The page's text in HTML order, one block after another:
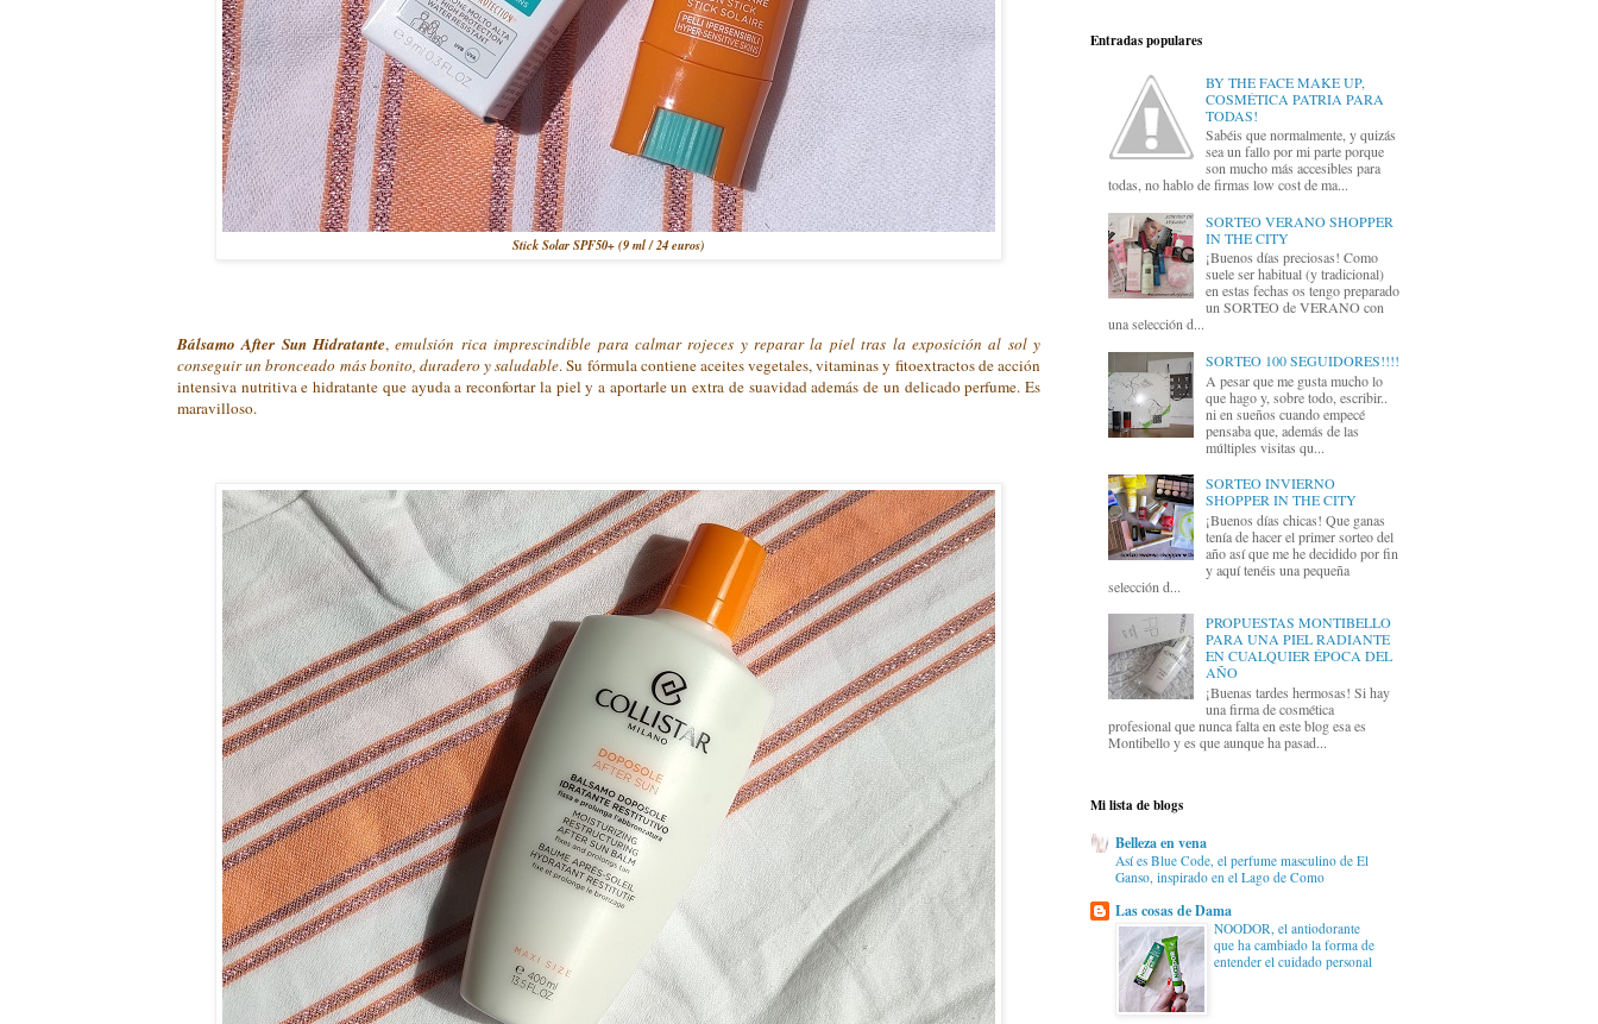
Stick Solar SPF50+ (9 ml / 24 euros)
Bálsamo After Sun Hidratante,emulsión rica imprescindible para calmar rojeces y reparar la piel tras la exposición al sol y
conseguir un bronceado más bonito, duradero y saludable. Su fórmula contiene aceites vegetales, vitaminas y fitoextractos de acción
intensiva nutritiva e hidratante que ayuda a reconfortar la piel y a aportarle un extra de suavidad además de un delicado perfume. Es
maravilloso.
Entradas populares
BY THE FACE MAKE UP,
COSMÉTICA PATRIA PARA
TODAS!
Sabéis que normalmente, y quizás
sea un fallo por mi parte porque
son mucho más accesibles para
todas, no hablo de firmas low cost de ma...
SORTEO VERANO SHOPPER
IN THE CITY
¡Buenos días preciosas! Como
suele ser habitual (y tradicional)
en estas fechas os tengo preparado
un SORTEO de VERANO con
una selección d...
SORTEO 100 SEGUIDORES!!!!
A pesar que me gusta mucho lo
que hago y, sobre todo, escribir..
ni en sueños cuando empecé
pensaba que, además de las
múltiples visitas qu...
SORTEO INVIERNO
SHOPPER IN THE CITY
¡Buenos días chicas! Que ganas
tenía de hacer el primer sorteo del
año así que me he decidido por fin
y aquí tenéis una pequeña
selección d...
PROPUESTAS MONTIBELLO
PARA UNA PIEL RADIANTE
EN CUALQUIER ÉPOCA DEL
AÑO
¡Buenas tardes hermosas! Si hay
una firma de cosmética
profesional que nunca falta en este blog esa es
Montibello y es que aunque ha pasad...
Mi lista de blogs
Belleza en vena
Así es Blue Code, el perfume masculino de El
Ganso, inspirado en el Lago de Como
Las cosas de Dama
NOODOR, el antiodorante
que ha cambiado la forma de
entender el cuidado personal